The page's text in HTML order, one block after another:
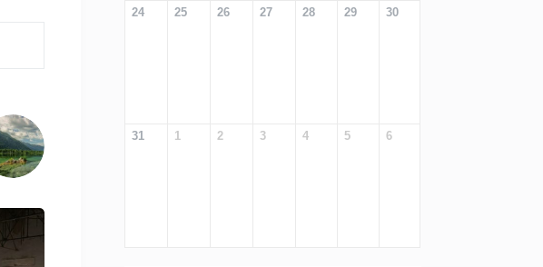
24 25 26 27 28 29 30
31 1 2 3 4 5 6